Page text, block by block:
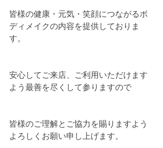
皆様の健康・元気・笑顔につながるボ
ディメイクの内容を提供しておりま
す。
安心してご来店、ご利用いただけます
よう最善を尽くして参りますので
皆様のご理解とご協力を賜りますよう
よろしくお願い申し上げます。